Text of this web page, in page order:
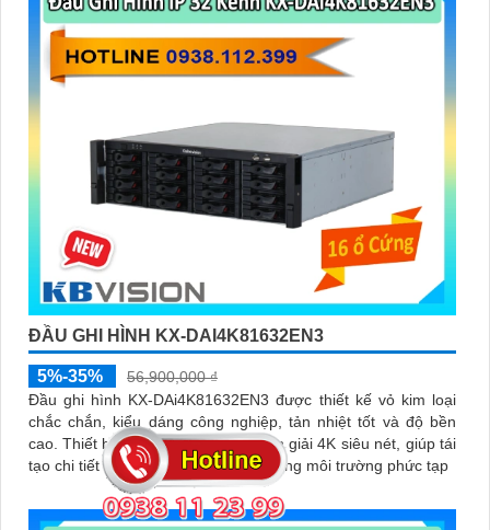
ĐẦU GHI HÌNH KX-DAI4K81632EN3
5%-35%
56,900,000 ₫
Đầu ghi hình KX-DAi4K81632EN3 được thiết kế vỏ kim loại
chắc chắn, kiểu dáng công nghiệp, tản nhiệt tốt và độ bền
cao. Thiết bị hỗ trợ ghi hình độ phân giải 4K siêu nét, giúp tái
tạo chi tiết hình ảnh rõ ràng kể cả trong môi trường phức tạp